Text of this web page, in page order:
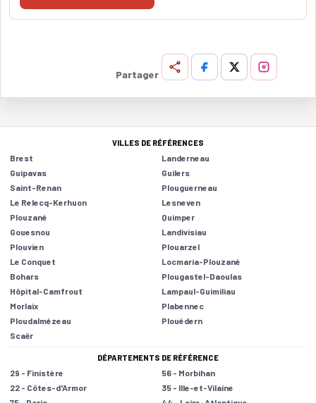
Partager
VILLES DE RÉFÉRENCES
Brest
Landerneau
Guipavas
Guilers
Saint-Renan
Plouguerneau
Le Relecq-Kerhuon
Lesneven
Plouzané
Quimper
Gouesnou
Landivisiau
Plouvien
Plouarzel
Le Conquet
Locmaria-Plouzané
Bohars
Plougastel-Daoulas
Hôpital-Camfrout
Lampaul-Guimiliau
Morlaix
Plabennec
Ploudalmézeau
Plouédern
Scaër
DÉPARTEMENTS DE RÉFÉRENCE
29 - Finistère
56 - Morbihan
22 - Côtes-d'Armor
35 - Ille-et-Vilaine